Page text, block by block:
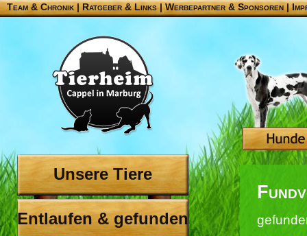
Team & Chronik |Ratgeber & Links|Werbepartner & Sponsoren|
Unsere Tiere
Entlaufen & gefunden